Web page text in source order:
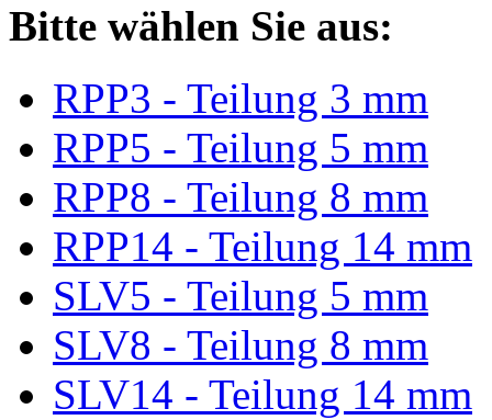
Bitte wählen Sie aus:
RPP3 - Teilung 3 mm
RPP5 - Teilung 5 mm
RPP8 - Teilung 8 mm
RPP14 - Teilung 14 mm
SLV5 - Teilung 5 mm
SLV8 - Teilung 8 mm
SLV14 - Teilung 14 mm